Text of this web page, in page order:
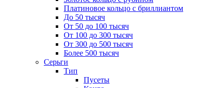
Платиновое кольцо с бриллиантом
До 50 тысяч
От 50 до 100 тысяч
От 100 до 300 тысяч
От 300 до 500 тысяч
Более 500 тысяч
Серьги
Тип
Пусеты